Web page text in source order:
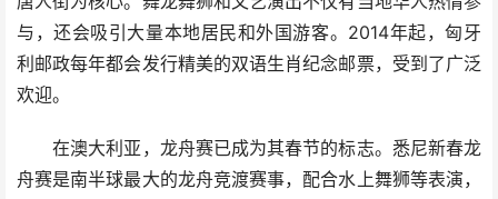
与，还会吸引大量本地居民和外国游客。2014年起，匈牙
利邮政每年都会发行精美的双语生肖纪念邮票，受到了广泛
欢迎。
在澳大利亚，龙舟赛已成为其春节的标志。悉尼新春龙
舟赛是南半球最大的龙舟竞渡赛事，配合水上舞狮等表演，